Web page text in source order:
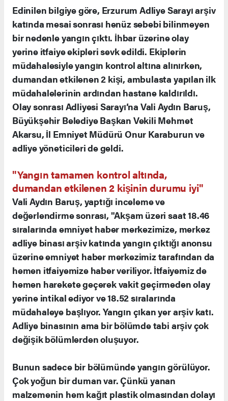
Edinilen bilgiye göre, Erzurum Adliye Sarayı arşiv
katında mesai sonrası henüz sebebi bilinmeyen
bir nedenle yangın çıktı. İhbar üzerine olay
yerine itfaiye ekipleri sevk edildi. Ekiplerin
müdahalesiyle yangın kontrol altına alınırken,
dumandan etkilenen 2 kişi, ambulasta yapılan ilk
müdahalelerinin ardından hastane kaldırıldı.
Olay sonrası Adliyesi Sarayı’na Vali Aydın Baruş,
Büyükşehir Belediye Başkan Vekili Mehmet
Akarsu, İl Emniyet Müdürü Onur Karaburun ve
adliye yöneticileri de geldi.
"Yangın tamamen kontrol altında,
dumandan etkilenen 2 kişinin durumu iyi"
Vali Aydın Baruş, yaptığı inceleme ve
değerlendirme sonrası, "Akşam üzeri saat 18.46
sıralarında emniyet haber merkezimize, merkez
adliye binası arşiv katında yangın çıktığı anonsu
üzerine emniyet haber merkezimiz tarafından da
hemen itfaiyemize haber veriliyor. İtfaiyemiz de
hemen harekete geçerek vakit geçirmeden olay
yerine intikal ediyor ve 18.52 sıralarında
müdahaleye başlıyor. Yangın çıkan yer arşiv katı.
Adliye binasının ama bir bölümde tabi arşiv çok
değişik bölümlerden oluşuyor.
Bunun sadece bir bölümünde yangın görülüyor.
Çok yoğun bir duman var. Çünkü yanan
malzemenin hem kağıt plastik olmasından dolayı